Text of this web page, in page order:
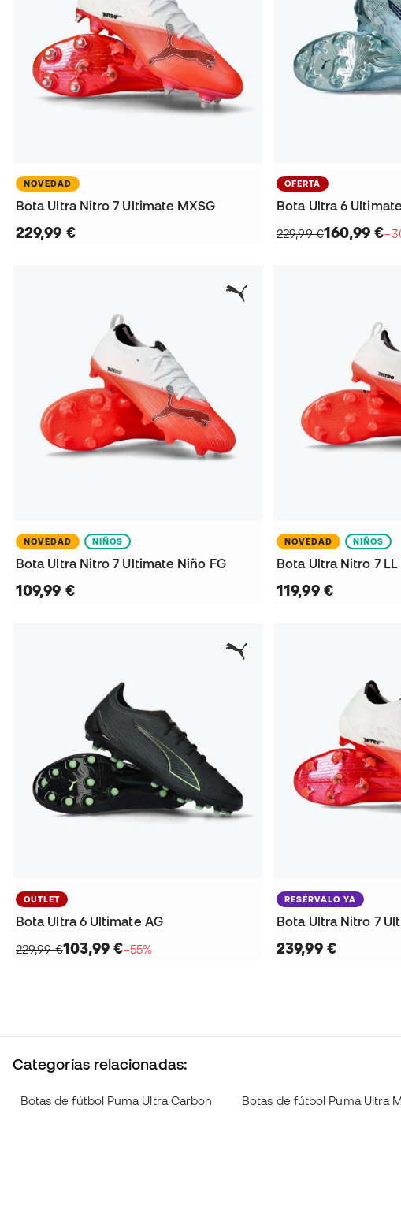
NOVEDAD
Bota Ultra Nitro 7 Ultimate MXSG
229,99 €
OFERTA
Bota Ultra 6
229,99 €160,99 €
NOVEDAD NIÑOS
Bota Ultra Nitro 7 Ultimate Niño FG
109,99 €
NOVEDAD NIÑOS
119,99 €
OUTLET
Bota Ultra 6 Ultimate AG
229,99 €103,99 €−55%
RESÉRVALO YA
Bota Ultra Nitro 7
239,99 €
Categorías relacionadas:
Botas de fútbol Puma Ultra Carbon Botas de fútbol Puma Ultra